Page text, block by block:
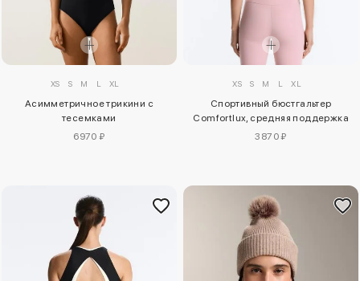
XS S M L XL
Асимметричное трикини с
тесемками
6970 ₽
XS S M L XL
Спортивный бюстгальтер
Comfortlux, средняя поддержка
3870 ₽